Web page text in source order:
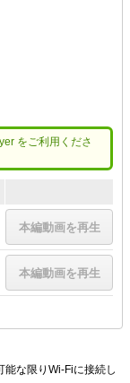
をご利用くださ
本編動画を再生
本編動画を再生
能な限りWi-Fiに接続し